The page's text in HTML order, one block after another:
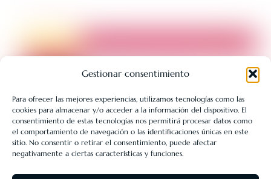
Gestionar consentimiento
Para ofrecer las mejores experiencias, utilizamos tecnologías como las
cookies para almacenar y/o acceder a la información del dispositivo. El
consentimiento de estas tecnologías nos permitirá procesar datos como
el comportamiento de navegación o las identificaciones únicas en este
sitio. No consentir o retirar el consentimiento, puede afectar
negativamente a ciertas características y funciones.
LIBRERÍA UNIVERSITARIA LEÓN 1980 SLL ha sido beneficiaria
de Fondos Europeos, cuyo objetivo es la mejora de la
competitividad de las PYMES, y gracias al cual ha puesto en
marcha un Plan de Acción con el objetivo de reforzar la